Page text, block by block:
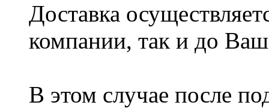
Доставка
компании, так и до
В этом случае после